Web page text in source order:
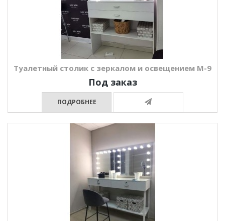
Туалетный столик с зеркалом и освещением М-9
Под заказ
ПОДРОБНЕЕ